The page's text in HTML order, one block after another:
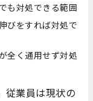
も対処できる範囲
びをすれば対処で
全く通用せず対処
従業員は現状の